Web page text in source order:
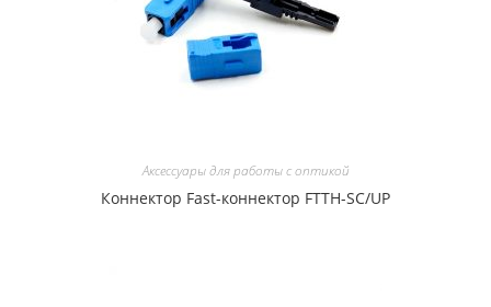
Аксессуары для работы с оптикой
Коннектор Fast-коннектор FTTH-SC/UP